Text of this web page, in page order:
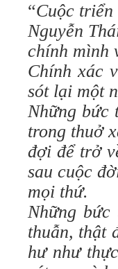
“Cuộc
Nguyễn
chính mình
Chính xác
sót lại một
Những bức
trong thuở
đợi để trở
sau cuộc
mọi thứ.
Những
thuẫn, thật
hư như